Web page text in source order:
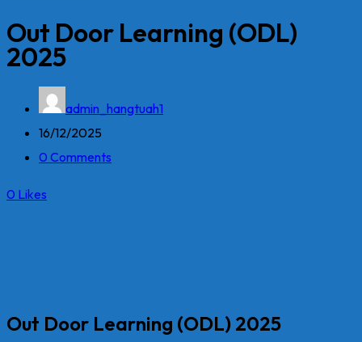
Out Door Learning (ODL)
2025
admin_hangtuah1
16/12/2025
0 Comments
0 Likes
Out Door Learning (ODL) 2025